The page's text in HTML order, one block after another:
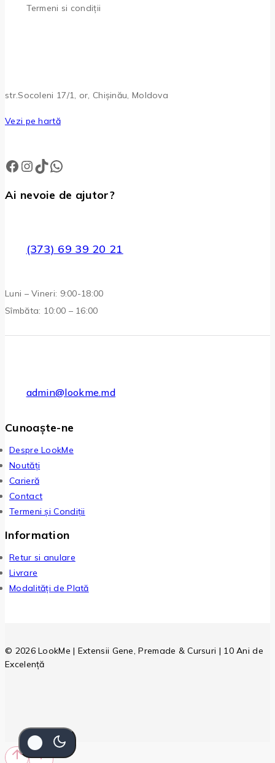
Termeni si condiții
str.Socoleni 17/1, or, Chișinău, Moldova
Vezi pe hartă
Ai nevoie de ajutor?
(373) 69 39 20 21
Luni – Vineri: 9:00-18:00
Sîmbăta: 10:00 – 16:00
admin@lookme.md
Cunoaște-ne
Despre LookMe
Noutăți
Carieră
Contact
Termeni și Condiții
Information
Retur si anulare
Livrare
Modalități de Plată
© 2026 LookMe | Extensii Gene, Premade & Cursuri | 10 Ani de
Excelență